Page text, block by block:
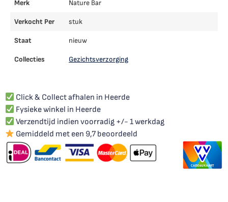
Merk Nature Bar
Verkocht Per stuk
Staat nieuw
Collecties Gezichtsverzorging
Click & Collect afhalen in Heerde
Fysieke winkel in Heerde
Verzendtijd indien voorradig +/- 1 werkdag
Gemiddeld met een 9,7 beoordeeld